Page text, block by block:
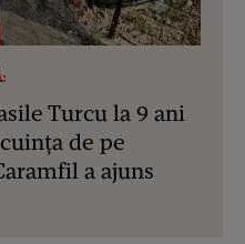
Turcu la 9 ani
de pe
a ajuns